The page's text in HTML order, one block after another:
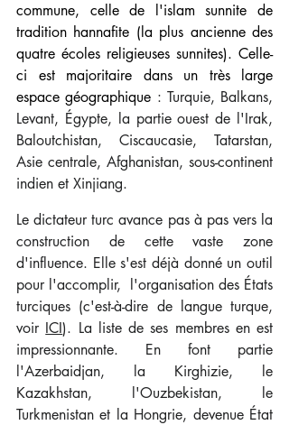
commune, celle de l'islam sunnite de
tradition hannafite (la plus ancienne des
quatre écoles religieuses sunnites). Celle-
ci est majoritaire dans un très large
espace géographique : Turquie, Balkans,
Levant, Égypte, la partie ouest de l'Irak,
Baloutchistan, Ciscaucasie, Tatarstan,
Asie centrale, Afghanistan, sous-continent
indien et Xinjiang.
Le dictateur turc avance pas à pas vers la
construction de cette vaste zone
d'influence. Elle s'est déjà donné un outil
pour l'accomplir,  l'organisation des États
turciques (c'est-à-dire de langue turque,
voir ICI). La liste de ses membres en est
impressionnante. En font partie
l'Azerbaidjan, la Kirghizie, le
Kazakhstan, l'Ouzbekistan, le
Turkmenistan et la Hongrie, devenue État